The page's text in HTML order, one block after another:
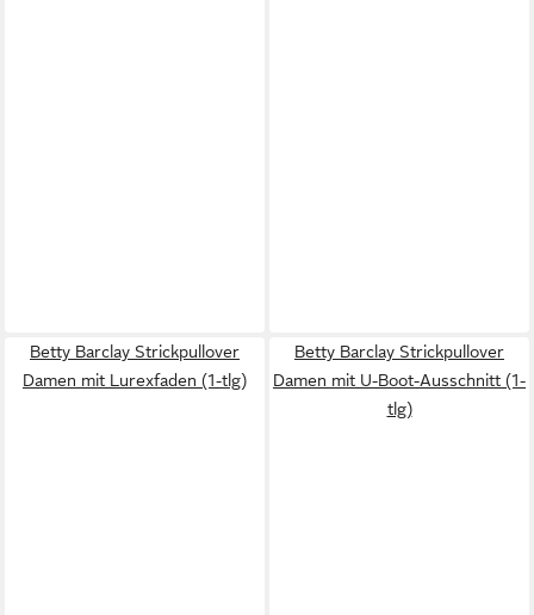
Betty Barclay Strickpullover
Damen mit Lurexfaden (1-tlg)
Betty Barclay Strickpullover
Damen mit U-Boot-Ausschnitt (1-
tlg)